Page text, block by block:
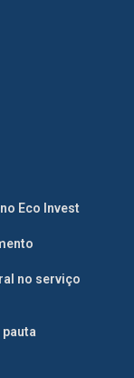
Eco Invest
no serviço
pauta